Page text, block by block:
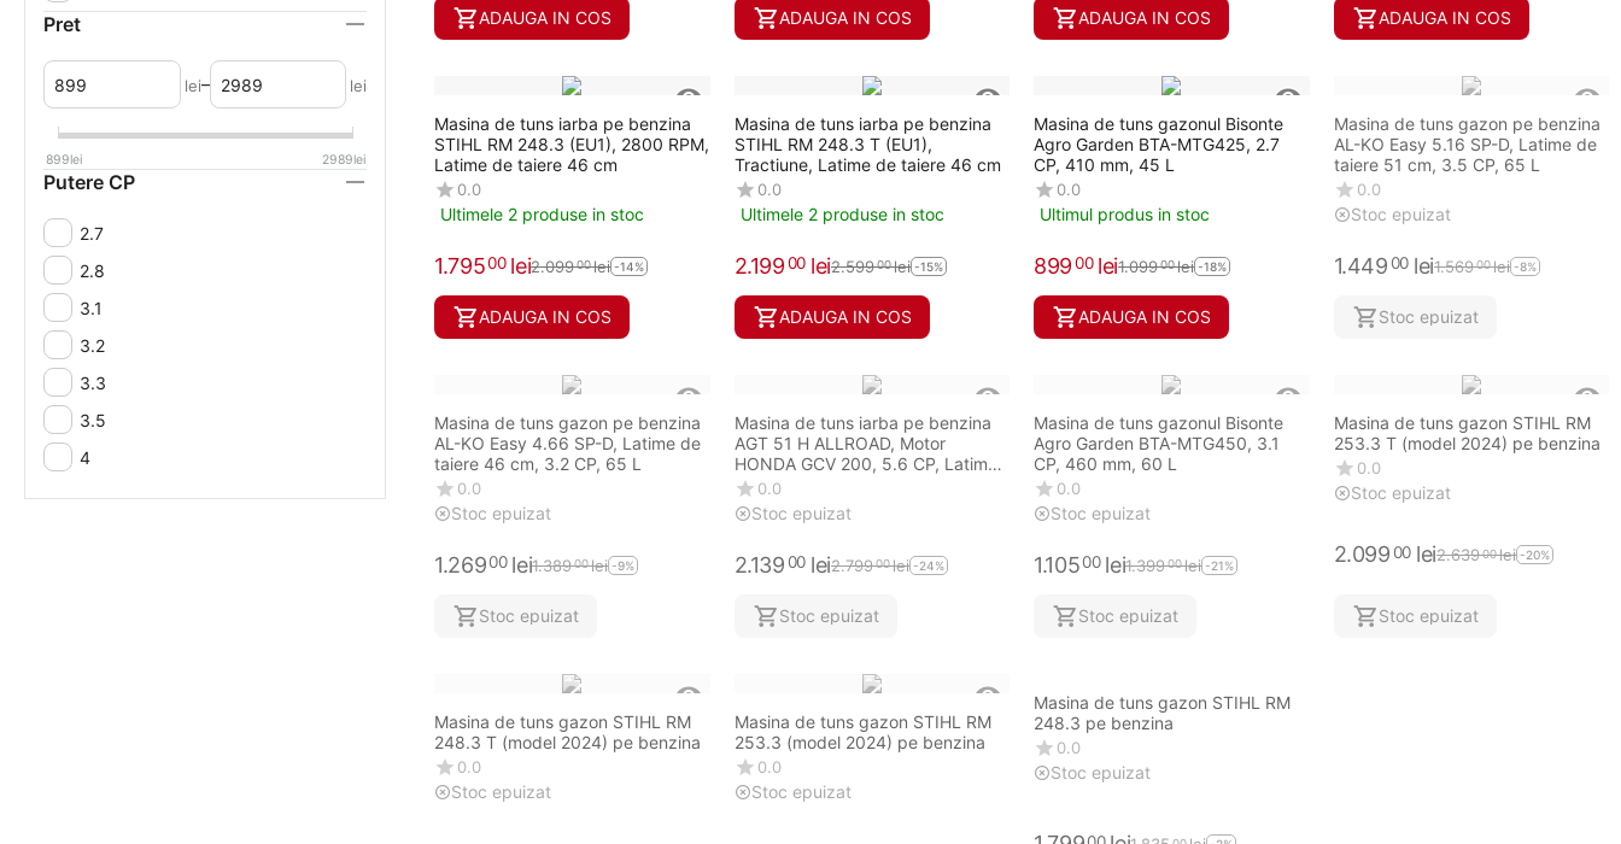
ADAUGA IN COS ADAUGA IN COS ADAUGA IN COS ADAUGA IN COS
Masina de tuns iarba pe benzina
STIHL RM 248.3 (EU1), 2800 RPM,
Latime de taiere 46 cm
0.0
Ultimele 2 produse in stoc
1.79500 lei2.09900lei -14%
ADAUGA IN COS
Masina de tuns iarba pe benzina
STIHL RM 248.3 T (EU1),
Tractiune, Latime de taiere 46 cm
0.0
Ultimele 2 produse in stoc
2.19900 lei2.59900lei -15%
ADAUGA IN COS
Masina de tuns gazonul Bisonte
Agro Garden BTA-MTG425, 2.7
CP, 410 mm, 45 L
0.0
Ultimul produs in stoc
89900 lei1.09900lei -18%
ADAUGA IN COS
Masina de tuns gazon pe benzina
AL-KO Easy 5.16 SP-D, Latime de
taiere 51 cm, 3.5 CP, 65 L
0.0
Stoc epuizat
1.44900 lei1.56900lei -8%
Stoc epuizat
Masina de tuns gazon pe benzina
AL-KO Easy 4.66 SP-D, Latime de
taiere 46 cm, 3.2 CP, 65 L
0.0
Stoc epuizat
1.26900 lei1.38900lei -9%
Stoc epuizat
Masina de tuns iarba pe benzina
AGT 51 H ALLROAD, Motor
HONDA GCV 200, 5.6 CP, Latime
de taiere 51 cm
0.0
Stoc epuizat
2.13900 lei2.79900lei -24%
Stoc epuizat
Masina de tuns gazonul Bisonte
Agro Garden BTA-MTG450, 3.1
CP, 460 mm, 60 L
0.0
Stoc epuizat
1.10500 lei1.39900lei -21%
Stoc epuizat
Masina de tuns gazon STIHL RM
253.3 T (model 2024) pe benzina
0.0
Stoc epuizat
2.09900 lei2.63900lei -20%
Stoc epuizat
Masina de tuns gazon STIHL RM
248.3 T (model 2024) pe benzina
0.0
Stoc epuizat
Masina de tuns gazon STIHL RM
253.3 (model 2024) pe benzina
0.0
Stoc epuizat
Masina de tuns gazon STIHL RM
248.3 pe benzina
0.0
Stoc epuizat
Pret
lei– lei
899lei 2989lei
Putere CP
2.7
2.8
3.1
3.2
3.3
3.5
4